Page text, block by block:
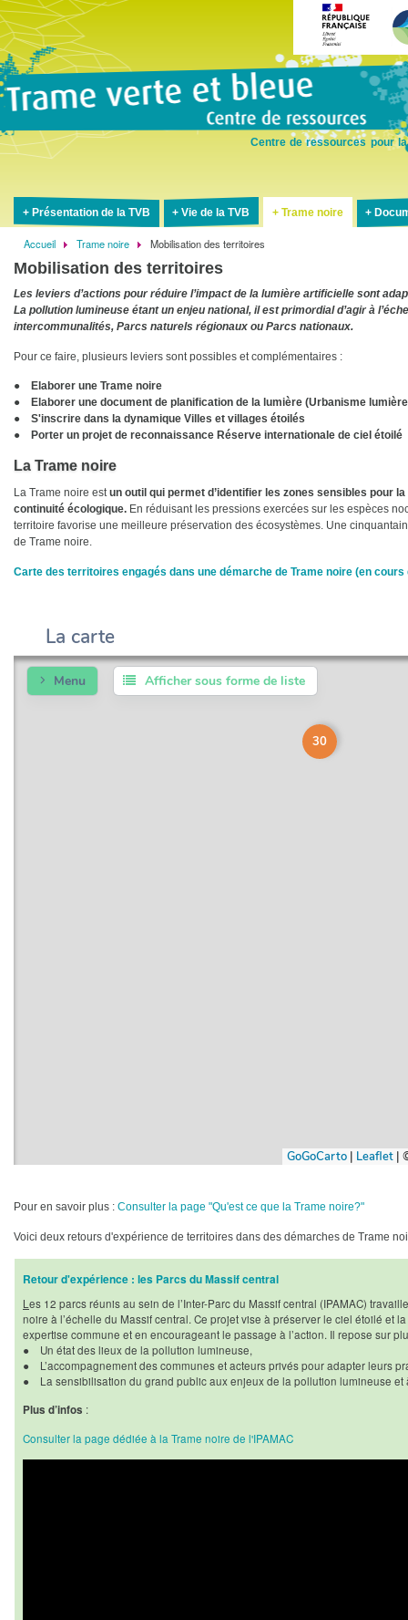
Centre de ressources pour
Présentation de la TVB Vie de la TVB Trame noire
Fil
d'Ariane
Accueil Trame noire Mobilisation des territoires
Mobilisation des territoires
Les leviers d’actions pour réduire l’impact de la lumière artificielle sont
La pollution lumineuse étant un enjeu national, il est primordial d’agir à
intercommunalités, Parcs naturels régionaux ou Parcs nationaux.
Pour ce faire, plusieurs leviers sont possibles et complémentaires :
●
Elaborer une Trame noire
● Elaborer une document de planification de la lumière (Urbanisme
● S'inscrire dans la dynamique Villes et villages étoilés
● Porter un projet de reconnaissance Réserve internationale de ciel étoilé
La Trame noire
La Trame noire estun outil qui permet d’identifier les zones sensibles pour
continuité écologique. En réduisant les pressions exercées sur les espèces
territoire favorise une meilleure préservation des écosystèmes. Une
de Trame noire.
Carte des territoires engagés dans une démarche de Trame noire (en cours
Pour en savoir plus : Consulter la page "Qu'est ce que la Trame noire?"
Voici deux retours d'expérience de territoires dans des démarches de Trame
Retour d'expérience : les Parcs du Massif central
L es 12 parcs réunis au sein de l’Inter-Parc du Massif central (IPAMAC)
noire à l’échelle du Massif central. Ce projet vise à préserver le ciel étoilé et
expertise commune et en encourageant le passage à l’action. Il repose sur
● Un état des lieux de la pollution lumineuse,
● L’accompagnement des communes et acteurs privés pour adapter leurs
● La sensibilisation du grand public aux enjeux de la pollution lumineuse et
Plus d’infos :
Consulter la page dédiée à la Trame noire de l'IPAMAC